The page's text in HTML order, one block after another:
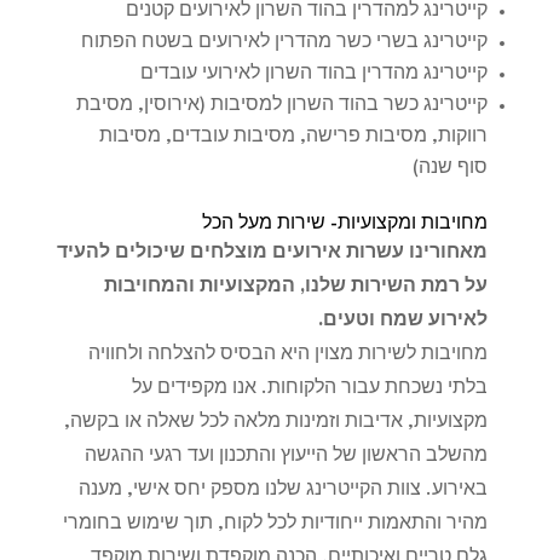
קייטרינג למהדרין בהוד השרון לאירועים קטנים
קייטרינג בשרי כשר מהדרין לאירועים בשטח הפתוח
קייטרינג מהדרין בהוד השרון לאירועי עובדים
קייטרינג כשר בהוד השרון למסיבות (אירוסין, מסיבת
רווקות, מסיבות פרישה, מסיבות עובדים, מסיבות
סוף שנה)
מחויבות ומקצועיות- שירות מעל הכל
מאחורינו עשרות אירועים מוצלחים שיכולים להעיד
על רמת השירות שלנו, המקצועיות והמחויבות
לאירוע שמח וטעים.
מחויבות לשירות מצוין היא הבסיס להצלחה ולחוויה
בלתי נשכחת עבור הלקוחות. אנו מקפידים על
מקצועיות, אדיבות וזמינות מלאה לכל שאלה או בקשה,
מהשלב הראשון של הייעוץ והתכנון ועד רגעי ההגשה
באירוע. צוות הקייטרינג שלנו מספק יחס אישי, מענה
מהיר והתאמות ייחודיות לכל לקוח, תוך שימוש בחומרי